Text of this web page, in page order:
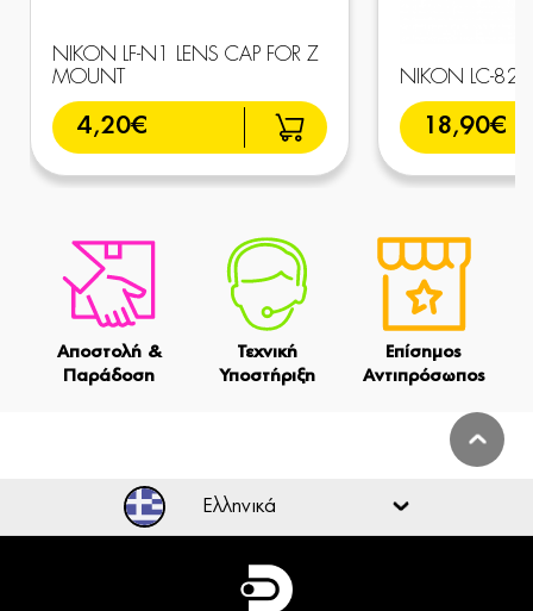
NIKON LF-N1 LENS CAP FOR Z
MOUNT
4,20€
NIKON LC-82B
18,90€
Αποστολή &
Παράδοση
Τεχνική
Υποστήριξη
Επίσημος
Αντιπρόσωπος
Ελληνικά
Ελληνικά